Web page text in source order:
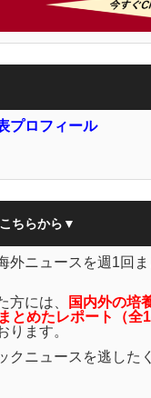
プロフィール
ちらから▼
外ニュースを週1回
方には、
国内外の培
とめたレポート（全
ります。
クニュースを逃した